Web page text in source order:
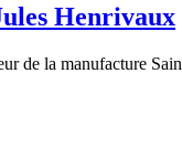
Henrivaux
de la manufacture